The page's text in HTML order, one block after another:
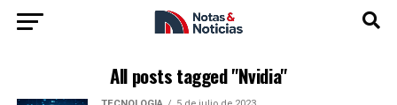
All posts tagged "Nvidia"